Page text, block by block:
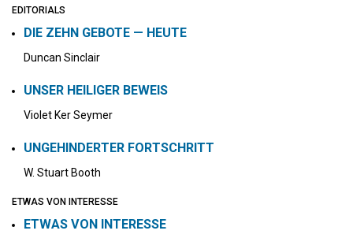
EDITORIALS
DIE ZEHN GEBOTE — HEUTE
Duncan Sinclair
UNSER HEILIGER BEWEIS
Violet Ker Seymer
UNGEHINDERTER FORTSCHRITT
W. Stuart Booth
ETWAS VON INTERESSE
ETWAS VON INTERESSE